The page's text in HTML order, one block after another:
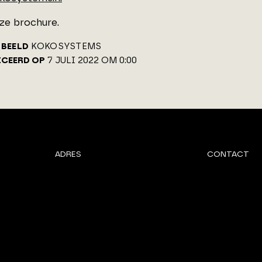
brochure.
BEELD KOKOSYSTEMS
OP 7 JULI 2022 OM 0:00
ADRES
CONTACT